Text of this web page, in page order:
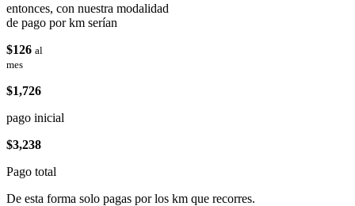
entonces, con nuestra modalidad
de pago por km serían
$126 al
mes
$1,726
pago inicial
$3,238
Pago total
De esta forma solo pagas por los km que recorres.